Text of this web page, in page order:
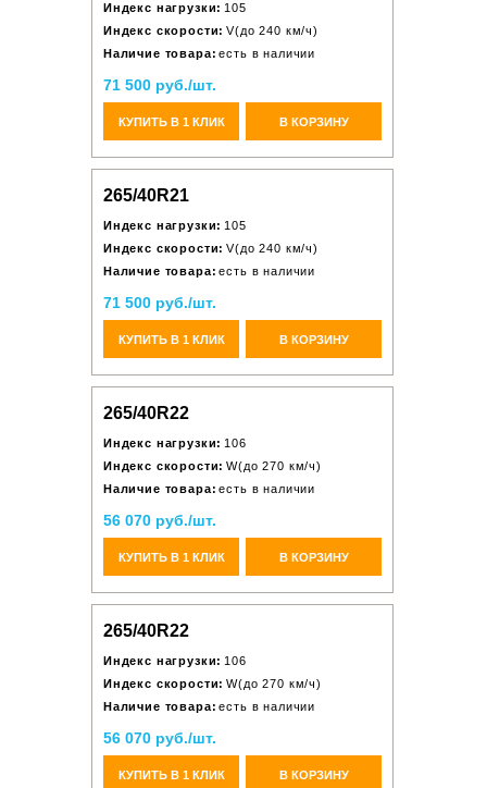
Индекс нагрузки: 105
Индекс скорости: V(до 240 км/ч)
Наличие товара: есть в наличии
71 500 руб./шт.
КУПИТЬ В 1 КЛИК В КОРЗИНУ
265/40R21
Индекс нагрузки: 105
Индекс скорости: V(до 240 км/ч)
Наличие товара: есть в наличии
71 500 руб./шт.
КУПИТЬ В 1 КЛИК В КОРЗИНУ
265/40R22
Индекс нагрузки: 106
Индекс скорости: W(до 270 км/ч)
Наличие товара: есть в наличии
56 070 руб./шт.
КУПИТЬ В 1 КЛИК В КОРЗИНУ
265/40R22
Индекс нагрузки: 106
Индекс скорости: W(до 270 км/ч)
Наличие товара: есть в наличии
56 070 руб./шт.
КУПИТЬ В 1 КЛИК В КОРЗИНУ